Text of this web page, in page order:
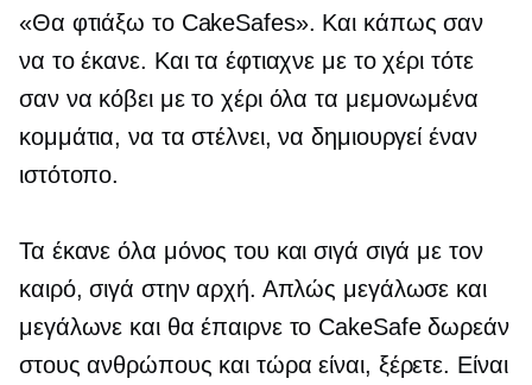
«Θα φτιάξω το CakeSafes». Και κάπως σαν
να το έκανε. Και τα έφτιαχνε με το χέρι τότε
σαν να κόβει με το χέρι όλα τα μεμονωμένα
κομμάτια, να τα στέλνει, να δημιουργεί έναν
ιστότοπο.
Τα έκανε όλα μόνος του και σιγά σιγά με τον
καιρό, σιγά στην αρχή. Απλώς μεγάλωσε και
μεγάλωνε και θα έπαιρνε το CakeSafe δωρεάν
στους ανθρώπους και τώρα είναι, ξέρετε. Είναι